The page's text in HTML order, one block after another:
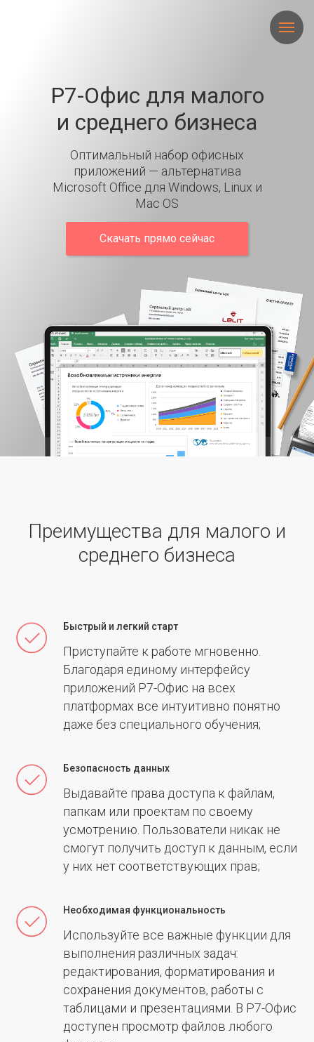
Оптимальный набор офисных
приложений — альтернатива
Microsoft Office для Windows, Linux и
Mac OS
Р7-Офис для малого
и среднего бизнеса
Скачать прямо сейчас
Преимущества для малого и
среднего бизнеса
Быстрый и легкий старт
Приступайте к работе мгновенно.
Благодаря единому интерфейсу
приложений Р7-Офис на всех
платформах все интуитивно понятно
даже без специального обучения;
Безопасность данных
Выдавайте права доступа к файлам,
папкам или проектам по своему
усмотрению. Пользователи никак не
смогут получить доступ к данным, если
у них нет соответствующих прав;
Необходимая функциональность
Используйте все важные функции для
выполнения различных задач:
редактирования, форматирования и
сохранения документов, работы с
таблицами и презентациями. В Р7-Офис
доступен просмотр файлов любого